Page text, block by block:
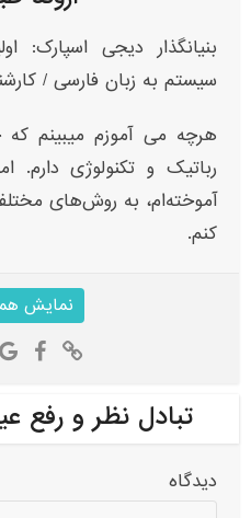
بنیانگذار دیجی
سیستم به زبان فارسی /
هرچه می آموزم میبینم که
رباتیک و تکنولوژی دارم.
آموخته‌ام، به روش‌های
کنم.
نمایش
تبادل نظر و رفع
دیدگاه